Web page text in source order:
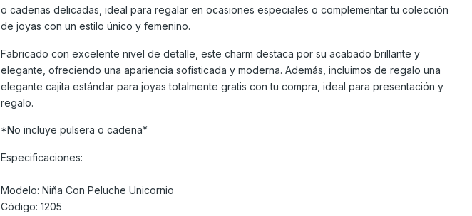
o cadenas delicadas, ideal para regalar en ocasiones especiales o complementar tu colección
de joyas con un estilo único y femenino.
Fabricado con excelente nivel de detalle, este charm destaca por su acabado brillante y
elegante, ofreciendo una apariencia sofisticada y moderna. Además, incluimos de regalo una
elegante cajita estándar para joyas totalmente gratis con tu compra, ideal para presentación y
regalo.
*No incluye pulsera o cadena*
Especificaciones:
Modelo: Niña Con Peluche Unicornio
Código: 1205